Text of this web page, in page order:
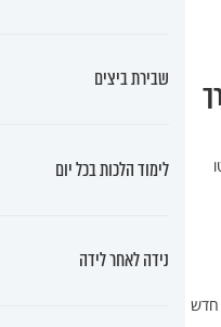
חדש
שבירת ביצים
לימוד הלכות בכל יום
נידה לאחר לידה